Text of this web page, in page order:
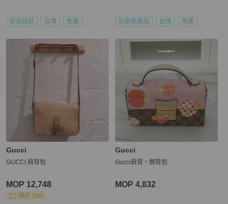
狀況良好 台灣 免運 近新閒置品 台灣 免運
Gucci
GUCCI 肩背包
MOP 12,748
現折 200
Gucci
Gucci肩背，側背包
MOP 4,832